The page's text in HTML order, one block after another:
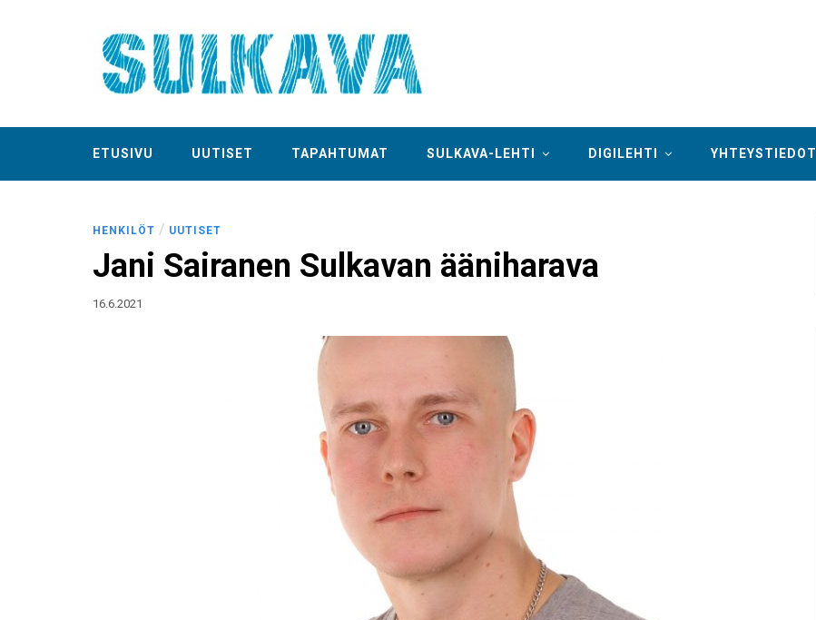
ETUSIVU UUTISET TAPAHTUMAT SULKAVA-LEHTI DIGILEHTI YHTEYSTIEDOT
HENKILÖT / UUTISET
Jani Sairanen Sulkavan ääniharava
16.6.2021